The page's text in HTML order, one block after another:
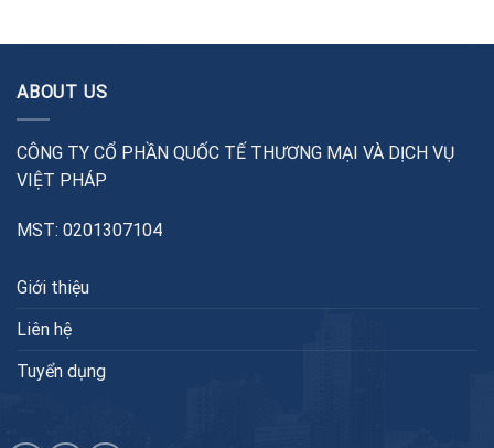
ABOUT US
CÔNG TY CỔ PHẦN QUỐC TẾ THƯƠNG MẠI VÀ DỊCH VỤ
VIỆT PHÁP
MST: 0201307104
Giới thiệu
Liên hệ
Tuyển dụng